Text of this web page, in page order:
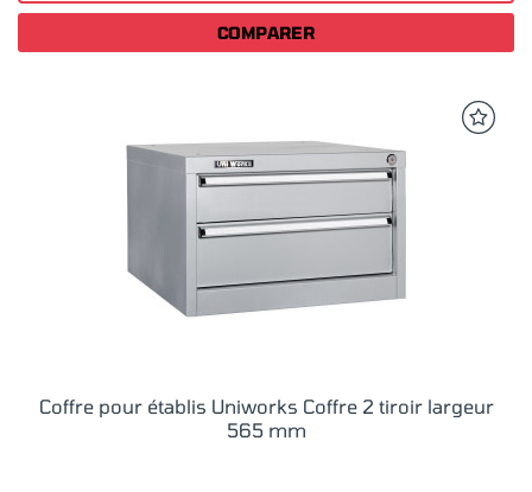
COMPARER
Coffre pour établis Uniworks Coffre 2 tiroir largeur
565 mm